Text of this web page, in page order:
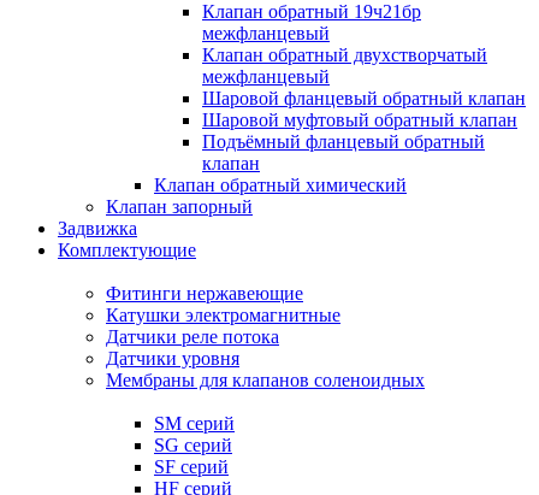
Клапан обратный 19ч21бр
межфланцевый
Клапан обратный двухстворчатый
межфланцевый
Шаровой фланцевый обратный клапан
Шаровой муфтовый обратный клапан
Подъёмный фланцевый обратный
клапан
Клапан обратный химический
Клапан запорный
Задвижка
Комплектующие
Фитинги нержавеющие
Катушки электромагнитные
Датчики реле потока
Датчики уровня
Мембраны для клапанов соленоидных
SM серий
SG серий
SF серий
HF серий